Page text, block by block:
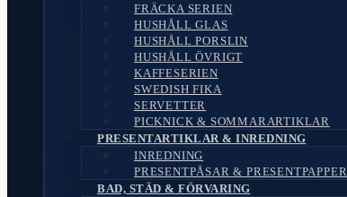
FRÄCKA SERIEN
HUSHÅLL GLAS
HUSHÅLL PORSLIN
HUSHÅLL ÖVRIGT
KAFFESERIEN
SWEDISH FIKA
SERVETTER
PICKNICK & SOMMARARTIKLAR
PRESENTARTIKLAR & INREDNING
INREDNING
PRESENTPÅSAR & PRESENTPAPPER
BAD, STÄD & FÖRVARING